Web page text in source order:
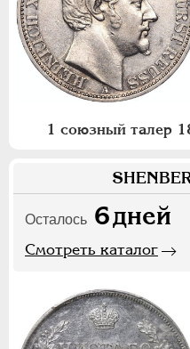
1 союзный талер
Осталось 6дней
Смотреть каталог